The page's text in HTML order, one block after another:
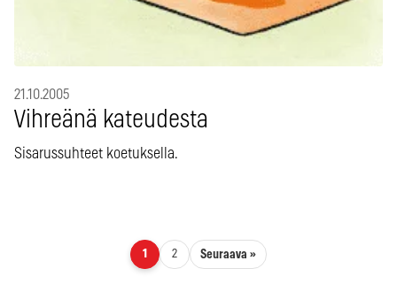
21.10.2005
Vihreänä kateudesta
Sisarussuhteet koetuksella.
Artikkelien sivutus
1 2 Seuraava »